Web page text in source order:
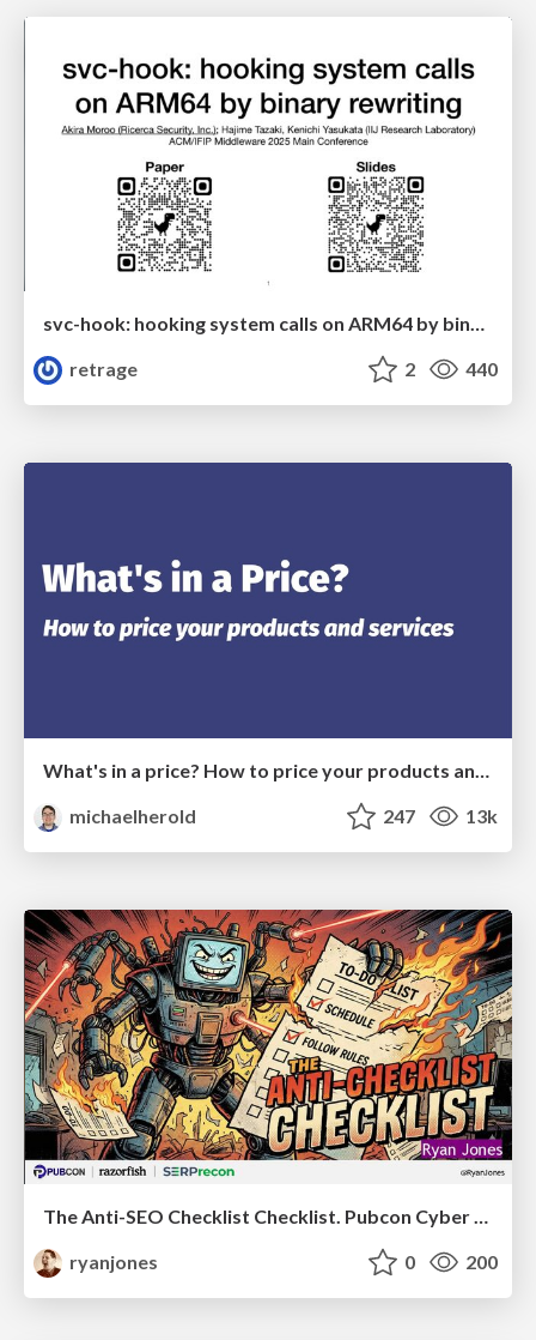
svc-hook: hooking system calls on ARM64 by binary rewriting
retrage
2 440
michaelherold
247 13k
The Anti-SEO Checklist Checklist. Pubcon Cyber Week
ryanjones
0 200